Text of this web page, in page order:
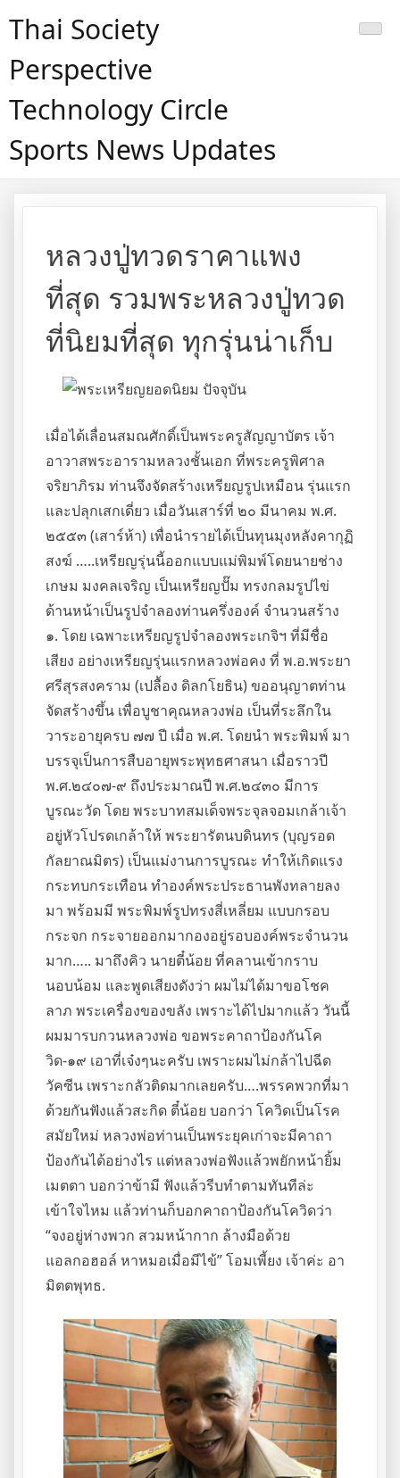
Thai Society
Perspective
Technology Circle
Sports News Updates
หลวงปู่ทวดราคาแพง
ที่สุด รวมพระหลวงปู่ทวด
ที่นิยมที่สุด ทุกรุ่นน่าเก็บ
เมื่อได้เลื่อนสมณศักดิ์เป็นพระครูสัญญาบัตร เจ้า
อาวาสพระอารามหลวงชั้นเอก ที่พระครูพิศาล
จริยาภิรม ท่านจึงจัดสร้างเหรียญรูปเหมือน รุ่นแรก
และปลุกเสกเดี่ยว เมื่อวันเสาร์ที่ ๒๐ มีนาคม พ.ศ.
๒๕๕๓ (เสาร์ห้า) เพื่อนำรายได้เป็นทุนมุงหลังคากุฏิ
สงฆ์ …..เหรียญรุ่นนี้ออกแบบแม่พิมพ์โดยนายช่าง
เกษม มงคลเจริญ เป็นเหรียญปั๊ม ทรงกลมรูปไข่
ด้านหน้าเป็นรูปจำลองท่านครึ่งองค์ จำนวนสร้าง
๑. โดย เฉพาะเหรียญรูปจำลองพระเกจิฯ ที่มีชื่อ
เสียง อย่างเหรียญรุ่นแรกหลวงพ่อคง ที่ พ.อ.พระยา
ศรีสุรสงคราม (เปลื้อง ดิลกโยธิน) ขออนุญาตท่าน
จัดสร้างขึ้น เพื่อบูชาคุณหลวงพ่อ เป็นที่ระลึกใน
วาระอายุครบ ๗๗ ปี เมื่อ พ.ศ. โดยนำ พระพิมพ์ มา
บรรจุเป็นการสืบอายุพระพุทธศาสนา เมื่อราวปี
พ.ศ.๒๔๐๗-๙ ถึงประมาณปี พ.ศ.๒๔๓๐ มีการ
บูรณะวัด โดย พระบาทสมเด็จพระจุลจอมเกล้าเจ้า
อยู่หัวโปรดเกล้าให้ พระยารัตนบดินทร (บุญรอด
กัลยาณมิตร) เป็นแม่งานการบูรณะ ทำให้เกิดแรง
กระทบกระเทือน ทำองค์พระประธานพังทลายลง
มา พร้อมมี พระพิมพ์รูปทรงสี่เหลี่ยม แบบกรอบ
กระจก กระจายออกมากองอยู่รอบองค์พระจำนวน
มาก….. มาถึงคิว นายตี๋น้อย ที่คลานเข้ากราบ
นอบน้อม และพูดเสียงดังว่า ผมไม่ได้มาขอโชค
ลาภ พระเครื่องของขลัง เพราะได้ไปมากแล้ว วันนี้
ผมมารบกวนหลวงพ่อ ขอพระคาถาป้องกันโค
วิด-๑๙ เอาที่เจ๋งๆนะครับ เพราะผมไม่กล้าไปฉีด
วัคซีน เพราะกลัวติดมากเลยครับ….พรรคพวกที่มา
ด้วยกันฟังแล้วสะกิด ตี๋น้อย บอกว่า โควิดเป็นโรค
สมัยใหม่ หลวงพ่อท่านเป็นพระยุคเก่าจะมีคาถา
ป้องกันได้อย่างไร แต่หลวงพ่อฟังแล้วพยักหน้ายิ้ม
เมตตา บอกว่าข้ามี ฟังแล้วรีบทำตามทันทีล่ะ
เข้าใจไหม แล้วท่านก็บอกคาถาป้องกันโควิดว่า
“จงอยู่ห่างพวก สวมหน้ากาก ล้างมือด้วย
แอลกอฮอล์ หาหมอเมื่อมีไข้” โอมเพี้ยง เจ้าค่ะ อา
มิตตพุทธ.